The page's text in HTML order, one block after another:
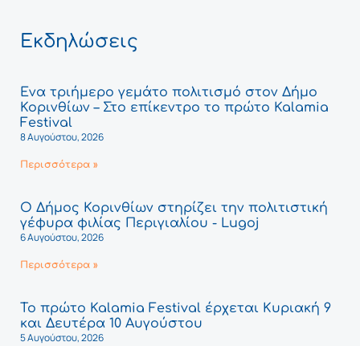
Εκδηλώσεις
Ένα τριήμερο γεμάτο πολιτισμό στον Δήμο
Κορινθίων – Στο επίκεντρο το πρώτο Kalamia
Festival
8 Αυγούστου, 2026
Περισσότερα »
Ο Δήμος Κορινθίων στηρίζει την πολιτιστική
γέφυρα φιλίας Περιγιαλίου - Lugoj
6 Αυγούστου, 2026
Περισσότερα »
Το πρώτο Kalamia Festival έρχεται Κυριακή 9
και Δευτέρα 10 Αυγούστου
5 Αυγούστου, 2026